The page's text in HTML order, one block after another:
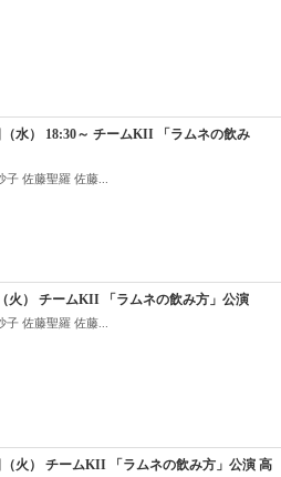
（水） 18:30～ チームKII 「ラムネの飲み
佐藤聖羅 佐藤...
火） チームKII 「ラムネの飲み方」公演
佐藤聖羅 佐藤...
（火） チームKII 「ラムネの飲み方」公演 高